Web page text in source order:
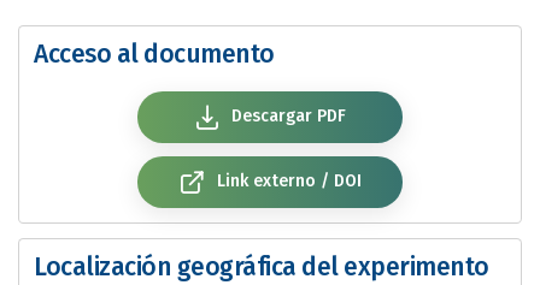
Acceso al documento
Descargar PDF
Link externo / DOI
Localización geográfica del experimento